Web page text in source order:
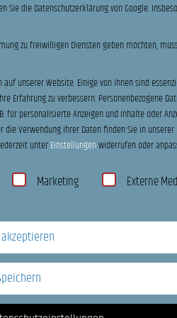
Service bei S und V –
All-Mountain E-Bike sollte
Rahmengröße, Geometrie,
das nicht nur auf dem Papier
beim CUBE Stereo
Mountainbike wie das CUBE Stereo
werden. Entscheidend ist, ob
und Ausstattung wirklich zu
schauen wir gemeinsam, ob
Sie die Datenschutzerklärung von Google.
zu freiwilligen Diensten geben möchten,
unserer Website. Einige von ihnen sind
Erfahrung zu verbessern.Personenbezogene
für personalisierte Anzeigen und Inhalte oder
Verwendung Ihrer Daten finden Sie in unserer
unterEinstellungenwiderrufen oder
Marketing Externe